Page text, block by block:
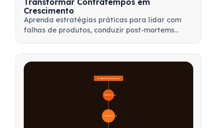
Transformar Contratempos em
Crescimento
Aprenda estratégias práticas para lidar com
falhas de produtos, conduzir post-mortems
sua equipe.
🔍 Definição
🎯 Importância
Visão Geral do Teste Beta